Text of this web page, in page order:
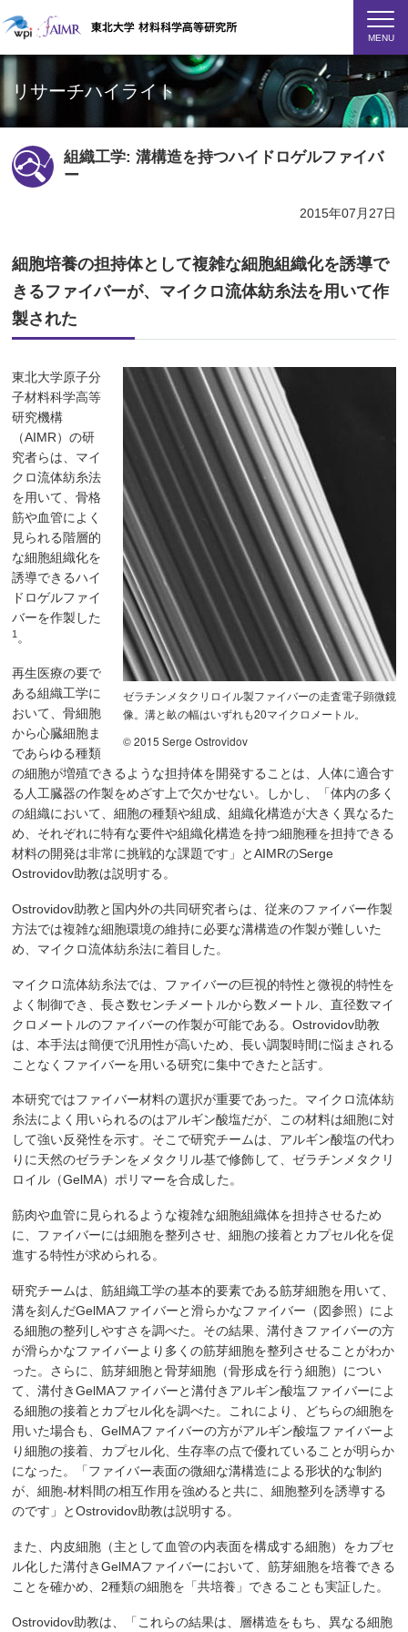
MENU
リサーチハイライト
組織工学: 溝構造を持つハイドロゲルファイバ
ー
2015年07月27日
細胞培養の担持体として複雑な細胞組織化を誘導で
きるファイバーが、マイクロ流体紡糸法を用いて作
製された
ゼラチンメタクリロイル製ファイバーの走査電子顕微鏡
像。溝と畝の幅はいずれも20マイクロメートル。
© 2015 Serge Ostrovidov
東北大学原子分
子材料科学高等
研究機構
（AIMR）の研
究者らは、マイ
クロ流体紡糸法
を用いて、骨格
筋や血管によく
見られる階層的
な細胞組織化を
誘導できるハイ
ドロゲルファイ
バーを作製した
1 。
再生医療の要で
ある組織工学に
おいて、骨細胞
から心臓細胞ま
であらゆる種類
の細胞が増殖できるような担持体を開発することは、人体に適合す
る人工臓器の作製をめざす上で欠かせない。しかし、「体内の多く
の組織において、細胞の種類や組成、組織化構造が大きく異なるた
め、それぞれに特有な要件や組織化構造を持つ細胞種を担持できる
材料の開発は非常に挑戦的な課題です」とAIMRのSerge
Ostrovidov助教は説明する。
Ostrovidov助教と国内外の共同研究者らは、従来のファイバー作製
方法では複雑な細胞環境の維持に必要な溝構造の作製が難しいた
め、マイクロ流体紡糸法に着目した。
マイクロ流体紡糸法では、ファイバーの巨視的特性と微視的特性を
よく制御でき、長さ数センチメートルから数メートル、直径数マイ
クロメートルのファイバーの作製が可能である。Ostrovidov助教
は、本手法は簡便で汎用性が高いため、長い調製時間に悩まされる
ことなくファイバーを用いる研究に集中できたと話す。
本研究ではファイバー材料の選択が重要であった。マイクロ流体紡
糸法によく用いられるのはアルギン酸塩だが、この材料は細胞に対
して強い反発性を示す。そこで研究チームは、アルギン酸塩の代わ
りに天然のゼラチンをメタクリル基で修飾して、ゼラチンメタクリ
ロイル（GelMA）ポリマーを合成した。
筋肉や血管に見られるような複雑な細胞組織体を担持させるため
に、ファイバーには細胞を整列させ、細胞の接着とカプセル化を促
進する特性が求められる。
研究チームは、筋組織工学の基本的要素である筋芽細胞を用いて、
溝を刻んだGelMAファイバーと滑らかなファイバー（図参照）によ
る細胞の整列しやすさを調べた。その結果、溝付きファイバーの方
が滑らかなファイバーより多くの筋芽細胞を整列させることがわか
った。さらに、筋芽細胞と骨芽細胞（骨形成を行う細胞）につい
て、溝付きGelMAファイバーと溝付きアルギン酸塩ファイバーによ
る細胞の接着とカプセル化を調べた。これにより、どちらの細胞を
用いた場合も、GelMAファイバーの方がアルギン酸塩ファイバーよ
り細胞の接着、カプセル化、生存率の点で優れていることが明らか
になった。「ファイバー表面の微細な溝構造による形状的な制約
が、細胞-材料間の相互作用を強めると共に、細胞整列を誘導する
のです」とOstrovidov助教は説明する。
また、内皮細胞（主として血管の内表面を構成する細胞）をカプセ
ル化した溝付きGelMAファイバーにおいて、筋芽細胞を培養できる
ことを確かめ、2種類の細胞を「共培養」できることも実証した。
Ostrovidov助教は、「これらの結果は、層構造をもち、異なる細胞